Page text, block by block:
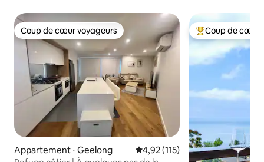
Coup de cœur voyageurs
Coup de cœur voyageurs
Appartement ⋅ Geelong Évaluation moyenne sur la
4,92 (115)
Coups de cœur
Coup de cœur